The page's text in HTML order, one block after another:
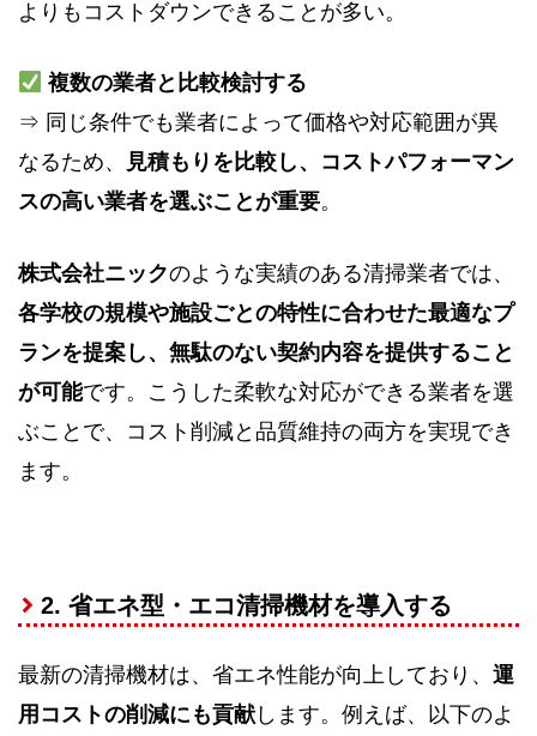
よりもコストダウンできることが多い。
複数の業者と比較検討する
⇒ 同じ条件でも業者によって価格や対応範囲が異
なるため、
見積もりを比較し、コストパフォーマン
スの高い業者を選ぶことが重要。
株式会社ニックのような実績のある清掃業者では、
各学校の規模や施設ごとの特性に合わせた最適なプ
ランを提案し、無駄のない契約内容を提供すること
が可能です。こうした柔軟な対応ができる業者を選
ぶことで、コスト削減と品質維持の両方を実現でき
ます。
2. 省エネ型・エコ清掃機材を導入する
最新の清掃機材は、省エネ性能が向上しており、 運
用コストの削減にも貢献 します。例えば、以下のよ